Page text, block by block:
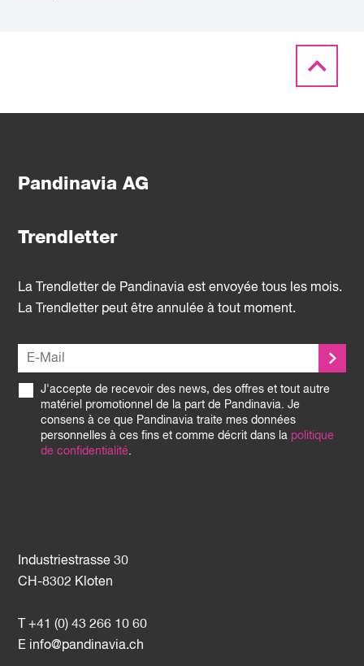
Pandinavia AG
Trendletter
Industriestrasse 30
CH-8302 Kloten
T +41 (0) 43 266 10 60
E info@pandinavia.ch
La Trendletter de Pandinavia est envoyée tous les mois.
La Trendletter peut être annulée à tout moment.
J'accepte de recevoir des news, des offres et tout autre
matériel promotionnel de la part de Pandinavia. Je
consens à ce que Pandinavia traite mes données
personnelles à ces fins et comme décrit dans la politique
de confidentialité.